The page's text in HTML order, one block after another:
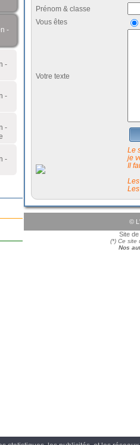
-
-
-
-
-
Prénom & classe
Vous êtes
Votre texte
Le
je
Il
©
Site
(*) Ce site
Nos